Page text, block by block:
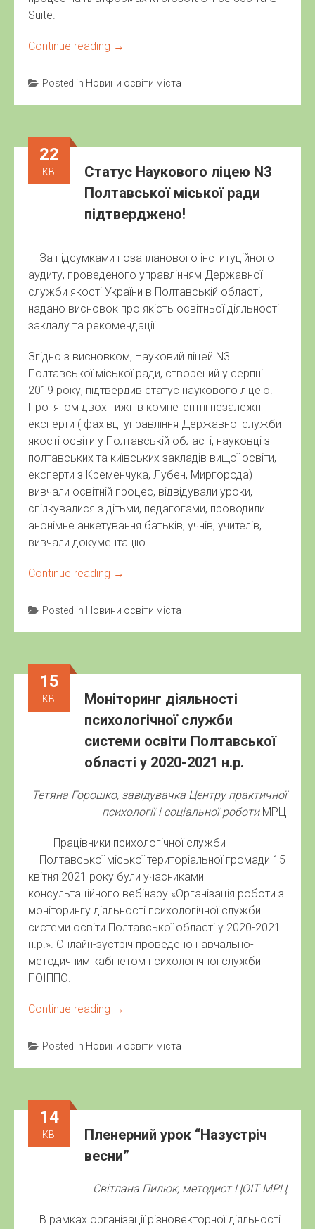
Suite.
Continue reading →
Posted in Новини освіти міста
22
КВІ
Статус Наукового ліцею N3
Полтавської міської ради
підтверджено!
За підсумками позапланового інституційного
аудиту, проведеного управлінням Державної
служби якості України в Полтавській області,
надано висновок про якість освітньої діяльності
закладу та рекомендації.
Згідно з висновком, Науковий ліцей N3
Полтавської міської ради, створений у серпні
2019 року, підтвердив статус наукового ліцею.
Протягом двох тижнів компетентні незалежні
експерти ( фахівці управління Державної служби
якості освіти у Полтавській області, науковці з
полтавських та київських закладів вищої освіти,
експерти з Кременчука, Лубен, Миргорода)
вивчали освітній процес, відвідували уроки,
спілкувалися з дітьми, педагогами, проводили
анонімне анкетування батьків, учнів, учителів,
вивчали документацію.
Continue reading →
Posted in Новини освіти міста
15
КВІ
Моніторинг діяльності
психологічної служби
системи освіти Полтавської
області у 2020-2021 н.р.
Тетяна Горошко, завідувачка Центру практичної
психології і соціальної роботиМРЦ
Працівники психологічної служби
Полтавської міської територіальної громади 15
квітня 2021 року були учасниками
консультаційного вебінару «Організація роботи з
моніторингу діяльності психологічної служби
системи освіти Полтавської області у 2020-2021
н.р.». Онлайн-зустріч проведено навчально-
методичним кабінетом психологічної служби
ПОІППО.
Continue reading →
Posted in Новини освіти міста
14
КВІ
Пленерний урок “Назустріч
весни”
Світлана Пилюк, методист ЦОІТ МРЦ
В рамках організації різновекторної діяльності